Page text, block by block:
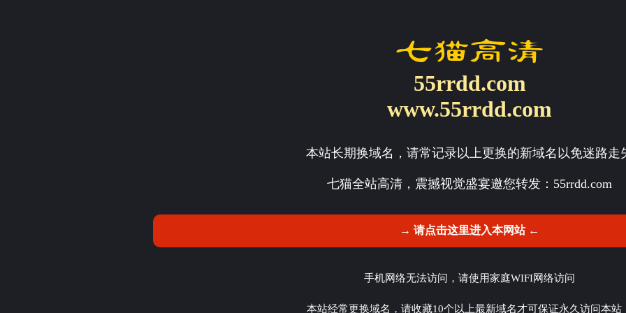
55rrdd.com
www.55rrdd.com
本站长期换域名，请常记录以上更换的新域名以免迷路走
七猫全站高清，震撼视觉盛宴邀您转发： 55rrdd.com
→ 请点击这里进入本网站 ←
手机网络无法访问，请使用家庭WIFI网络访问
本站经常更换域名，请收藏10个以上最新域名才可保证永久访问本站